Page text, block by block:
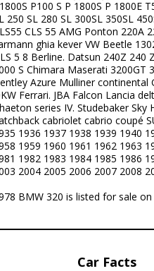
P100 S P 1800S P 1800E
250 SL 280 SL 300SL 350SL
CLS 55 AMG Ponton 220A
ghia kever VW Beetle
5 8 Berline. Datsun 240Z 240
S Chimara Maserati 3200GT
Azure Mulliner continental
Ferrari. JBA Falcon Lancia
series IV. Studebaker Sky
cabriolet cabrio coupé
1936 1937 1938 1939 1940
1959 1960 1961 1962 1963
1982 1983 1984 1985 1986
2004 2005 2006 2007 2008
BMW 320 is listed for sale
Car Facts